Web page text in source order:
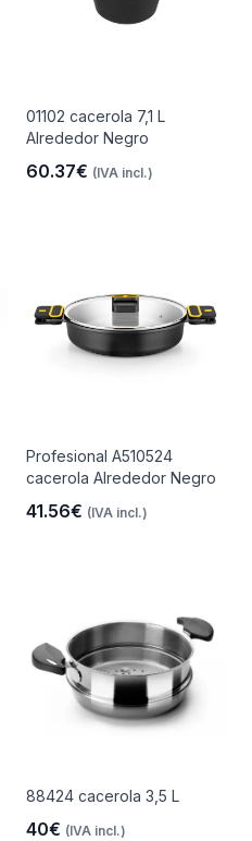
01102 cacerola 7,1 L
Alrededor Negro
60.37€ (IVA incl.)
Profesional A510524
cacerola Alrededor Negro
41.56€ (IVA incl.)
88424 cacerola 3,5 L
40€ (IVA incl.)